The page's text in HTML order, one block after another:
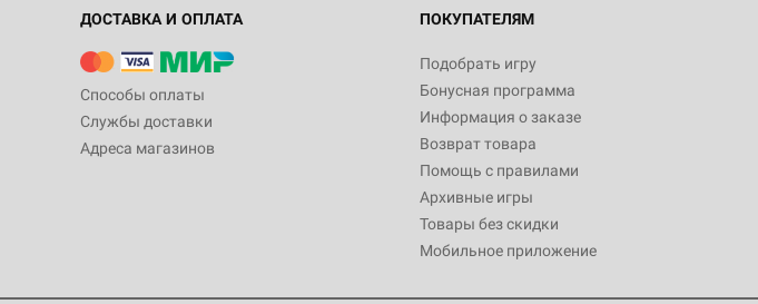
ДОСТАВКА И ОПЛАТА
Способы оплаты
Службы доставки
Адреса магазинов
ПОКУПАТЕЛЯМ
Подобрать игру
Бонусная программа
Информация о заказе
Возврат товара
Помощь с правилами
Архивные игры
Товары без скидки
Мобильное приложение